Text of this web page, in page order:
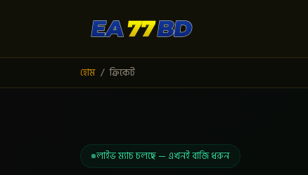
হোম ক্রিকেট
লাইভ ম্যাচ চলছে — এখনই বাজি ধরুন